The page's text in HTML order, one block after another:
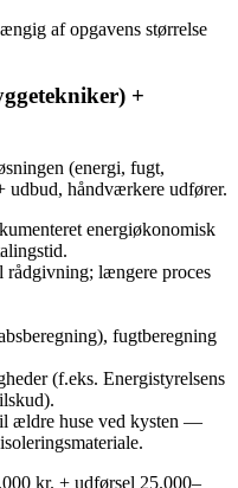
af opgavens størrelse
+
(energi, fugt,
udbud, håndværkere udfører.
energiøkonomisk
rådgivning; længere proces
fugtberegning
(f.eks. Energistyrelsens
ældre huse ved kysten —
kr. + udførsel 25.000–